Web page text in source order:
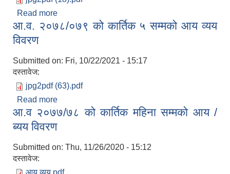
Read more
व्ययको विवरण
आ.व. २०७८/०७९ को कार्तिक ५ सम्मको आय व्यय
विवरण
Submitted on: Fri, 10/22/2021 - 15:17
दस्तावेज:
jpg2pdf (63).pdf
Read more
विवरण
आ.व २०७७/७८ को कार्तिक महिना सम्मको आय /
ब्यय विवरण
Submitted on: Thu, 11/26/2020 - 15:12
दस्तावेज: